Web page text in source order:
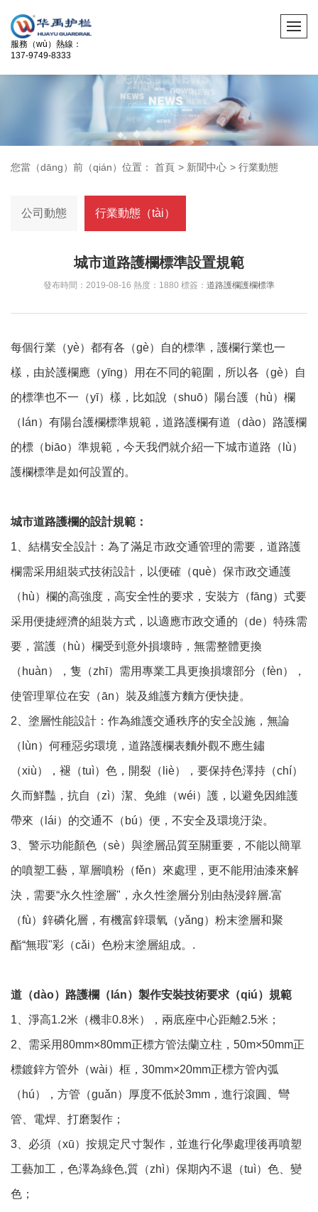
服務（wù）熱線：
137-9749-8333
您當（dāng）前（qián）位置： 首頁 > 新聞中心 > 行業動態
公司動態 行業動態（tài）
城市道路護欄標準設置規範
發布時間：2019-08-16 熱度：1880 標簽： 道路護欄護欄標準
每個行業（yè）都有各（gè）自的標準，護欄行業也一
樣，由於護欄應（yīng）用在不同的範圍，所以各（gè）自
的標準也不一（yī）樣，比如說（shuō）陽台護（hù）欄
（lán）有陽台護欄標準規範，道路護欄有道（dào）路護欄
的標（biāo）準規範，今天我們就介紹一下城市道路（lù）
護欄標準是如何設置的。
城市道路護欄的設計規範：
1、結構安全設計：為了滿足市政交通管理的需要，道路護
欄需采用組裝式技術設計，以便確（què）保市政交通護
（hù）欄的高強度，高安全性的要求，安裝方（fāng）式要
采用便捷經濟的組裝方式，以適應市政交通的（de）特殊需
要，當護（hù）欄受到意外損壞時，無需整體更換
（huàn），隻（zhī）需用專業工具更換損壞部分（fèn），
使管理單位在安（ān）裝及維護方麵方便快捷。
2、塗層性能設計：作為維護交通秩序的安全設施，無論
（lùn）何種惡劣環境，道路護欄表麵外觀不應生鏽
（xiù），褪（tuì）色，開裂（liè），要保持色澤持（chí）
久而鮮豔，抗自（zì）潔、免維（wéi）護，以避免因維護
帶來（lái）的交通不（bú）便，不安全及環境汙染。
3、警示功能顏色（sè）與塗層品質至關重要，不能以簡單
的噴塑工藝，單層噴粉（fěn）來處理，更不能用油漆來解
決，需要“永久性塗層"，永久性塗層分別由熱浸鋅層.富
（fù）鋅磷化層，有機富鋅環氧（yǎng）粉末塗層和聚
酯“無瑕"彩（cǎi）色粉末塗層組成。.
道（dào）路護欄（lán）製作安裝技術要求（qiú）規範
1、淨高1.2米（機非0.8米），兩底座中心距離2.5米；
2、需采用80mm×80mm正標方管法蘭立柱，50m×50mm正
標鍍鋅方管外（wài）框，30mm×20mm正標方管內弧
（hú），方管（guǎn）厚度不低於3mm，進行滾圓、彎
管、電焊、打磨製作；
3、必須（xū）按規定尺寸製作，並進行化學處理後再噴塑
工藝加工，色澤為綠色,質（zhì）保期內不退（tuì）色、變
色；